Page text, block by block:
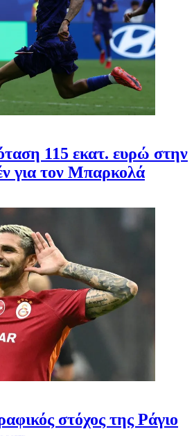
115 εκατ. ευρώ στην
για τον Μπαρκολά
στόχος της Ράγιο